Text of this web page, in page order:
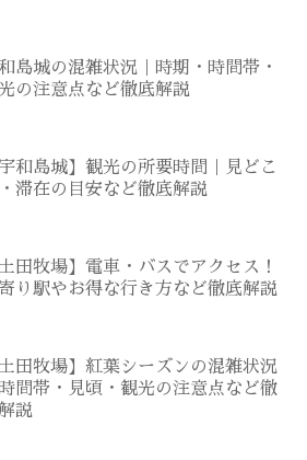
島城の混雑状況｜時期・時間帯・
の注意点など徹底解説
宇和島城】観光の所要時間｜見どこ
滞在の目安など徹底解説
土田牧場】電車・バスでアクセス！
り駅やお得な行き方など徹底解説
土田牧場】紅葉シーズンの混雑状況
時間帯・見頃・観光の注意点など徹
説